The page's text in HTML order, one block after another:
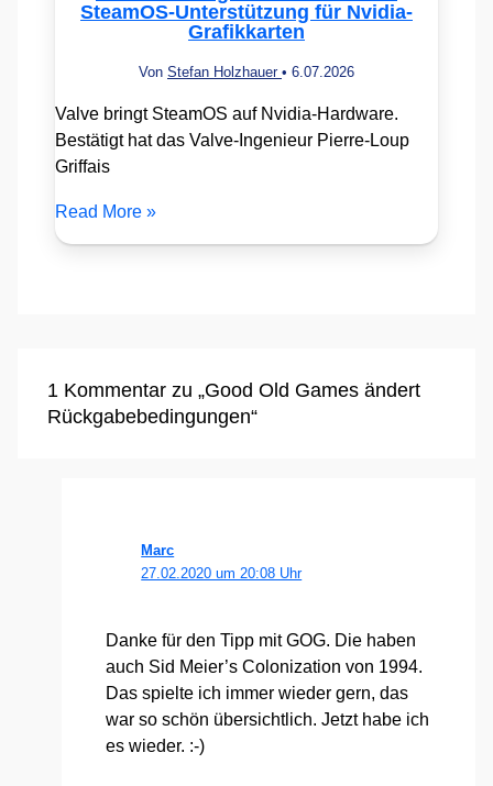
SteamOS-Unterstützung für Nvidia-
Grafikkarten
Von Stefan Holzhauer • 6.07.2026
Valve bringt SteamOS auf Nvidia-Hardware.
Bestätigt hat das Valve-Ingenieur Pierre-Loup
Griffais
Read More »
1 Kommentar zu „Good Old Games ändert
Rückgabebedingungen“
Marc
27.02.2020 um 20:08 Uhr
Dan­ke für den Tipp mit GOG. Die haben
auch Sid Meier’s Colo­niza­ti­on von 1994.
Das spiel­te ich immer wie­der gern, das
war so schön über­sicht­lich. Jetzt habe ich
es wie­der. :-)